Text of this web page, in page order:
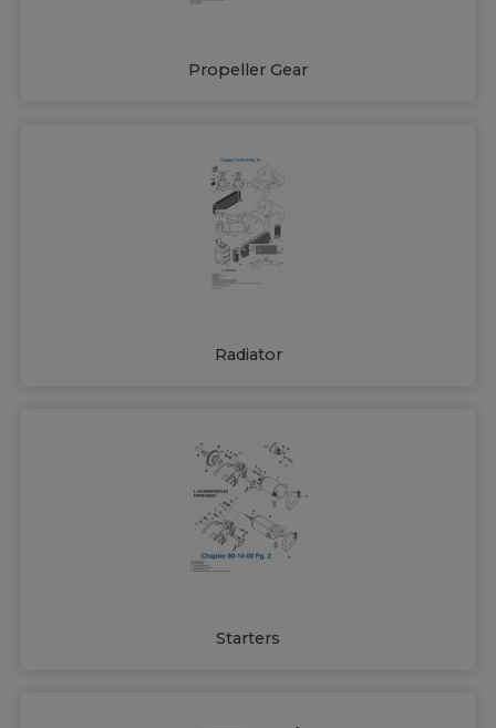
Propeller Gear
Radiator
Starters